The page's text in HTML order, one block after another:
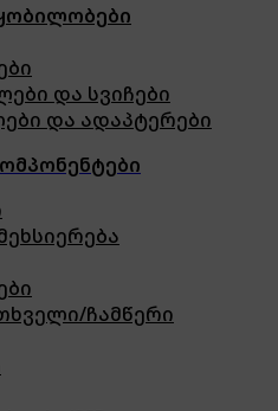
და სვიჩები
და ადაპტერები
ჩამწერი